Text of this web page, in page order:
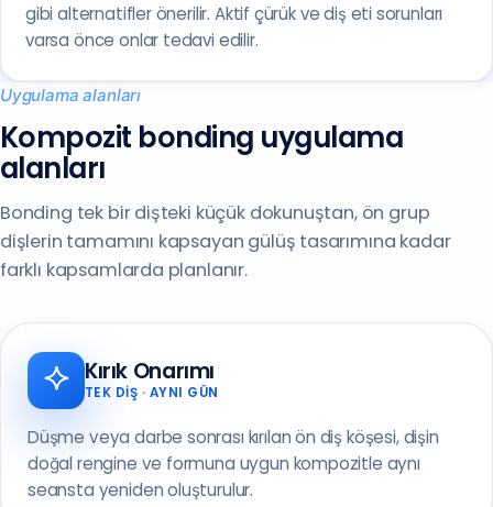
gibi alternatifler önerilir. Aktif çürük ve diş eti sorunları
varsa önce onlar tedavi edilir.
Uygulama alanları
Kompozit bonding uygulama
alanları
Bonding tek bir dişteki küçük dokunuştan, ön grup
dişlerin tamamını kapsayan gülüş tasarımına kadar
farklı kapsamlarda planlanır.
Kırık Onarımı
TEK DIŞ · AYNI GÜN
Düşme veya darbe sonrası kırılan ön diş köşesi, dişin
doğal rengine ve formuna uygun kompozitle aynı
seansta yeniden oluşturulur.